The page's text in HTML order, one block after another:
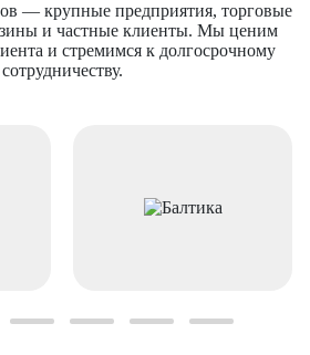
— крупные предприятия, торговые
и частные клиенты. Мы ценим
и стремимся к долгосрочному
сотрудничеству.